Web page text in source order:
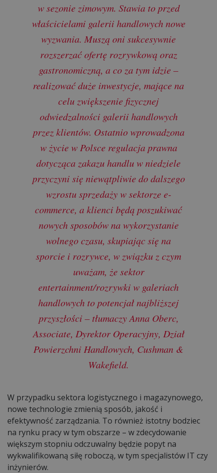
w sezonie zimowym. Stawia to przed
właścicielami galerii handlowych nowe
wyzwania. Muszą oni sukcesywnie
rozszerzać ofertę rozrywkową oraz
gastronomiczną, a co za tym idzie –
realizować duże inwestycje, mające na
celu zwiększenie fizycznej
odwiedzalności galerii handlowych
przez klientów. Ostatnio wprowadzona
w życie w Polsce regulacja prawna
dotycząca zakazu handlu w niedziele
przyczyni się niewątpliwie do dalszego
wzrostu sprzedaży w sektorze e-
commerce, a klienci będą poszukiwać
nowych sposobów na wykorzystanie
wolnego czasu, skupiając się na
sporcie i rozrywce, w związku z czym
uważam, że sektor
entertainment/rozrywki w galeriach
handlowych to potencjał najbliższej
przyszłości – tłumaczy Anna Oberc,
Associate, Dyrektor Operacyjny, Dział
Powierzchni Handlowych, Cushman &
Wakefield.
W przypadku sektora logistycznego i magazynowego,
nowe technologie zmienią sposób, jakość i
efektywność zarządzania. To również istotny bodziec
na rynku pracy w tym obszarze – w zdecydowanie
większym stopniu odczuwalny będzie popyt na
wykwalifikowaną siłę roboczą, w tym specjalistów IT czy
inżynierów.